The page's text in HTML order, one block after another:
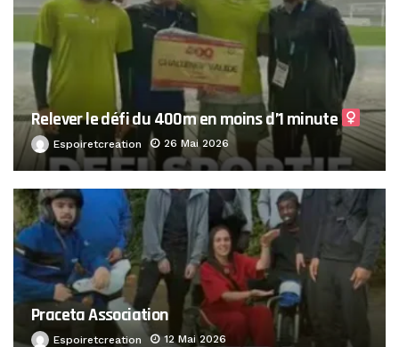
Relever le défi du 400m en moins d’1 minute ‍
Espoiretcreation 26 Mai 2026
Praceta Association
Espoiretcreation 12 Mai 2026